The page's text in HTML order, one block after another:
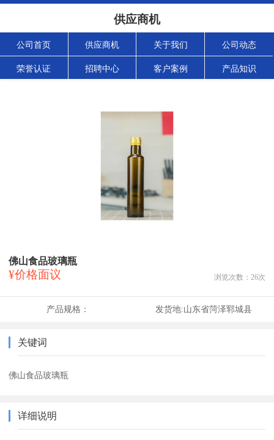
供应商机
公司首页 供应商机 关于我们 公司动态
荣誉认证 招聘中心 客户案例 产品知识
佛山食品玻璃瓶
¥价格面议 浏览次数： 26次
产品规格： 发货地:山东省菏泽郓城县
关键词
佛山食品玻璃瓶
详细说明